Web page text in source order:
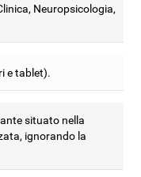
Neuropsicologia,
e tablet).
situato nella
ignorando la